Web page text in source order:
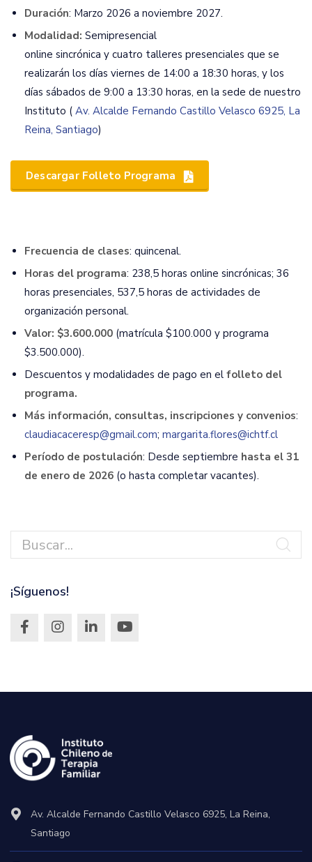
Duración: Marzo 2026 a noviembre 2027.
Modalidad: Semipresencial
online sincrónica y cuatro talleres presenciales que se
realizarán los días viernes de 14:00 a 18:30 horas, y los
días sábados de 9:00 a 13:30 horas, en la sede de nuestro
Instituto ( Av. Alcalde Fernando Castillo Velasco 6925, La
Reina, Santiago)
Descargar Folleto Programa
Frecuencia de clases: quincenal.
Horas del programa: 238,5 horas online sincrónicas; 36
horas presenciales, 537,5 horas de actividades de
organización personal.
Valor: $3.600.000 (matrícula $100.000 y programa
$3.500.000).
Descuentos y modalidades de pago en el folleto del
programa.
Más información, consultas, inscripciones y convenios:
claudiacaceresp@gmail.com; margarita.flores@ichtf.cl
Período de postulación: Desde septiembre hasta el 31
de enero de 2026 (o hasta completar vacantes).
¡Síguenos!
Av. Alcalde Fernando Castillo Velasco 6925, La Reina,
Santiago